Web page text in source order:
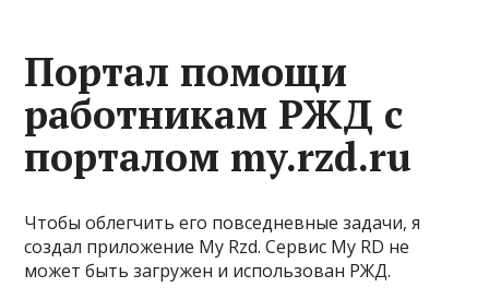
Портал помощи
работникам РЖД с
порталом my.rzd.ru
Чтобы облегчить его повседневные задачи, я
создал приложение My Rzd. Сервис My RD не
может быть загружен и использован РЖД.